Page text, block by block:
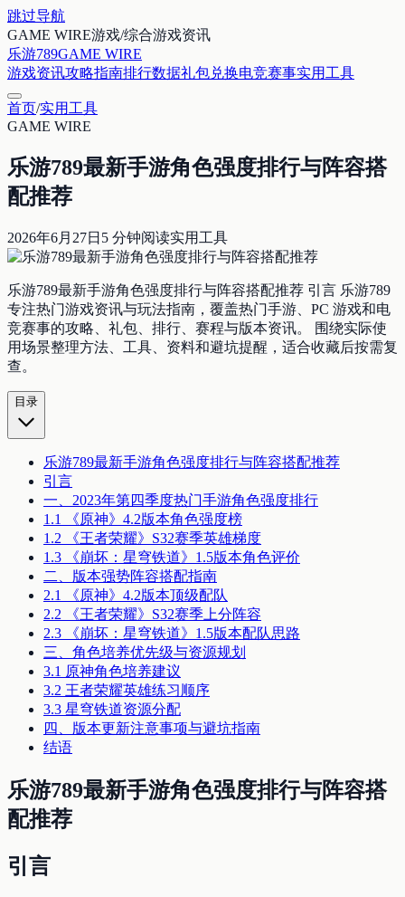
跳过导航
GAME WIRE游戏/综合游戏资讯
乐游789GAME WIRE
游戏资讯攻略指南排行数据礼包兑换电竞赛事实用工具
首页/实用工具
GAME WIRE
乐游789最新手游角色强度排行与阵容搭
配推荐
2026年6月27日 5 分钟阅读实用工具
乐游789最新手游角色强度排行与阵容搭配推荐 引言 乐游789
专注热门游戏资讯与玩法指南，覆盖热门手游、PC 游戏和电
竞赛事的攻略、礼包、排行、赛程与版本资讯。 围绕实际使
用场景整理方法、工具、资料和避坑提醒，适合收藏后按需复
查。
目录
乐游789最新手游角色强度排行与阵容搭配推荐
引言
一、2023年第四季度热门手游角色强度排行
1.1 《原神》4.2版本角色强度榜
1.2 《王者荣耀》S32赛季英雄梯度
1.3 《崩坏：星穹铁道》1.5版本角色评价
二、版本强势阵容搭配指南
2.1 《原神》4.2版本顶级配队
2.2 《王者荣耀》S32赛季上分阵容
2.3 《崩坏：星穹铁道》1.5版本配队思路
三、角色培养优先级与资源规划
3.1 原神角色培养建议
3.2 王者荣耀英雄练习顺序
3.3 星穹铁道资源分配
四、版本更新注意事项与避坑指南
结语
乐游789最新手游角色强度排行与阵容搭
配推荐
引言